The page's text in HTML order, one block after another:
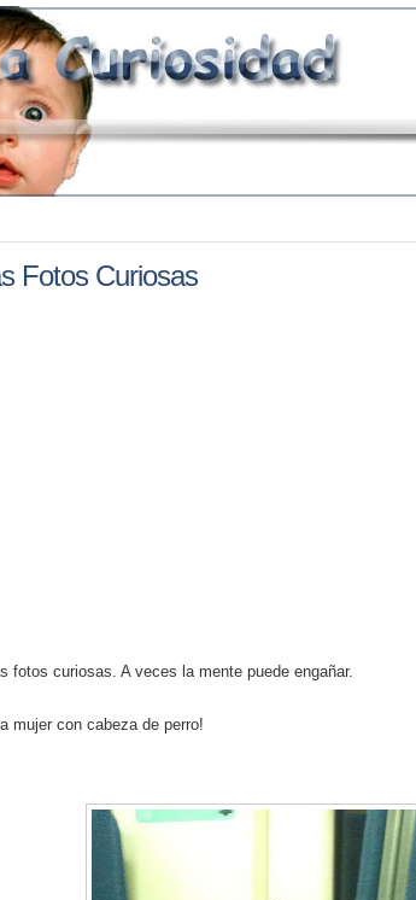
Fotos Curiosas
fotos curiosas. A veces la mente puede engañar.
mujer con cabeza de perro!